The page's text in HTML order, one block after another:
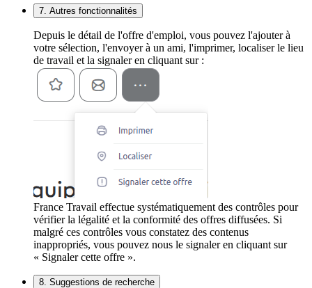
7. Autres fonctionnalités
Depuis le détail de l'offre d'emploi, vous pouvez l'ajouter à
votre sélection, l'envoyer à un ami, l'imprimer, localiser le lieu
de travail et la signaler en cliquant sur :
France Travail effectue systématiquement des contrôles pour
vérifier la légalité et la conformité des offres diffusées. Si
malgré ces contrôles vous constatez des contenus
inappropriés, vous pouvez nous le signaler en cliquant sur
« Signaler cette offre ».
8. Suggestions de recherche